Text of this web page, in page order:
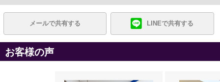
メールで共有する LINEで共有する
お客様の声